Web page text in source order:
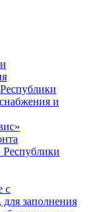
и
с
заполнения